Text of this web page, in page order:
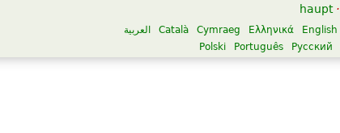
haupt ·
العربية Català Cymraeg Ελληνικά English
Polski
Português Русский